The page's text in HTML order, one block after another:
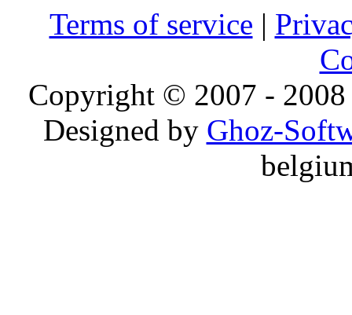
Terms of service |
Copyright © 2007 - 2008
Designed by Ghoz-